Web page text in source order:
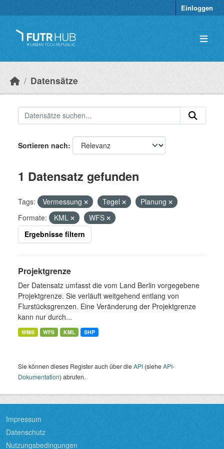
Einloggen
Datensätze
Sortieren nach
1 Datensatz gefunden
Tags: Vermessung Tegel
Planung
Formate:
KML
WFS
Ergebnisse filtern
Projektgrenze
Der Datensatz umfasst die vom Land Berlin vorgegebene
Projektgrenze. Sie verläuft weitgehend entlang von
Flurstücksgrenzen. Eine Veränderung der Projektgrenze
kann nur durch...
WMS WFS KML SHP
Sie können dieses Register auch über dieAPI (sieheAPI-
Dokumentation) abrufen.
Impressum
Datenschutz
Nutzungsbedingungen